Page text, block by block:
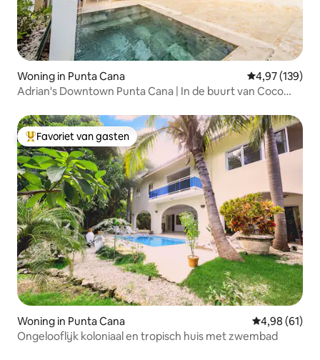
Woning in Punta Cana Gemiddelde
4,97 (139)
Adrian's Downtown Punta Cana | In de buurt van Coco
Topfavoriet van gasten
Favoriet van gasten
Woning in Punta Cana Gemiddelde
4,98 (61)
Ongelooflijk koloniaal en tropisch huis met zwembad